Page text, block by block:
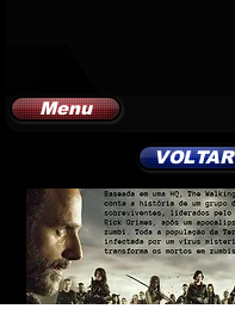
Menu
VOLTAR